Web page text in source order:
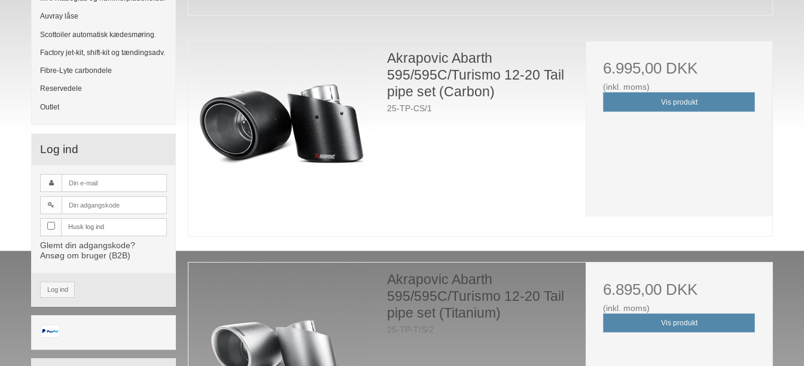
Auvray låse
Scottoiler automatisk kædesmøring.
Factory jet-kit, shift-kit og tændingsadv.
Fibre-Lyte carbondele
Reservedele
Outlet
Log ind
Husk log ind
Glemt din adgangskode?
Ansøg om bruger (B2B)
Log ind
Akrapovic Abarth
595/595C/Turismo 12-20 Tail
pipe set (Carbon)
25-TP-CS/1
6.995,00 DKK
(inkl. moms)
Vis produkt
Akrapovic Abarth
595/595C/Turismo 12-20 Tail
pipe set (Titanium)
25-TP-T/S/2
6.895,00 DKK
(inkl. moms)
Vis produkt